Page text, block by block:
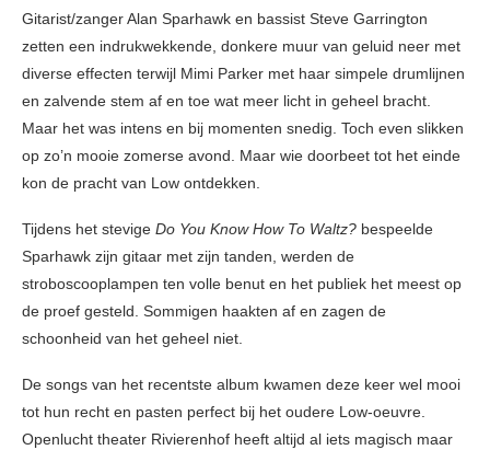
Gitarist/zanger Alan Sparhawk en bassist Steve Garrington
zetten een indrukwekkende, donkere muur van geluid neer met
diverse effecten terwijl Mimi Parker met haar simpele drumlijnen
en zalvende stem af en toe wat meer licht in geheel bracht.
Maar het was intens en bij momenten snedig. Toch even slikken
op zo’n mooie zomerse avond. Maar wie doorbeet tot het einde
kon de pracht van Low ontdekken.
Tijdens het stevige Do You Know How To Waltz? bespeelde
Sparhawk zijn gitaar met zijn tanden, werden de
stroboscooplampen ten volle benut en het publiek het meest op
de proef gesteld. Sommigen haakten af en zagen de
schoonheid van het geheel niet.
De songs van het recentste album kwamen deze keer wel mooi
tot hun recht en pasten perfect bij het oudere Low-oeuvre.
Openlucht theater Rivierenhof heeft altijd al iets magisch maar